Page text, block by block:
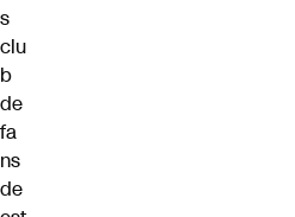
s
clu
b
de
fa
ns
de